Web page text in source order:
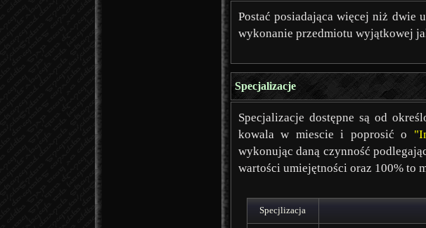
Postać posiadająca więcej niż dwie
wykonanie przedmiotu wyjątkowej
Specjalizacje
Specjalizacje dostępne są od
kowala w miescie i poprosić o
wykonując daną czynność
wartości umiejętności oraz 100% to
Specjlizacja